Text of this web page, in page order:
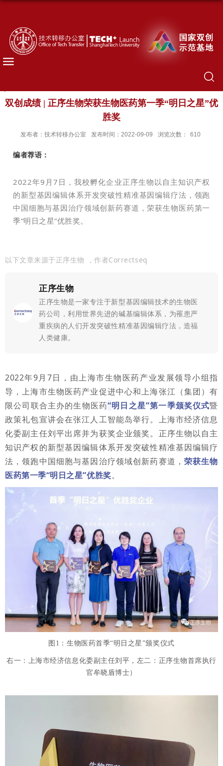
双创成绩 | 正序生物荣获生物医药第一季“明日之星”优
胜奖
发布者：技术转移办公室 发布时间：2022-09-09 浏览次数： 610
编者荐语：
2022年9月7日，我校孵化企业正序生物以自主知识产权
的新型基因编辑体系开发突破性精准基因编辑疗法，领跑
中国细胞与基因治疗领域创新药赛道，荣获生物医药第一
季“明日之星”优胜奖。
以下文章来源于正序生物 ，作者Correctseq
正序生物
正序生物是一家专注于新型基因编辑技术的生物医
药公司，利用世界先进的碱基编辑体系，为罹患严
重疾病的人们开发突破性精准基因编辑疗法，造福
人类健康。
2022年9月7日，由上海市生物医药产业发展领导小组指
导，上海市生物医药产业促进中心和上海张江（集团）有
限公司联合主办的生物医药“明日之星”第一季颁奖仪式暨
政策礼包宣讲会在张江人工智能岛举行。上海市经济信息
化委副主任刘平出席并为获奖企业颁奖。正序生物以自主
知识产权的新型基因编辑体系开发突破性精准基因编辑疗
法，领跑中国细胞与基因治疗领域创新药赛道，荣获生物
医药第一季“明日之星”优胜奖。
图1：生物医药首季“明日之星”颁奖仪式
右一：上海市经济信息化委副主任刘平，左二：正序生物首席执行
官牟晓盾博士）